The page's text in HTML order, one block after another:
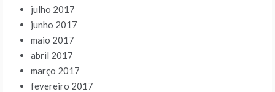
julho 2017
junho 2017
maio 2017
abril 2017
março 2017
fevereiro 2017